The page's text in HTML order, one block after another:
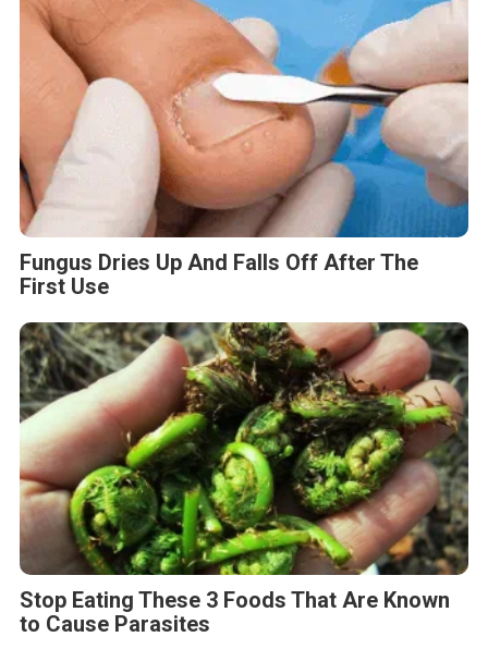
Fungus Dries Up And Falls Off After The
First Use
Stop Eating These 3 Foods That Are Known
to Cause Parasites